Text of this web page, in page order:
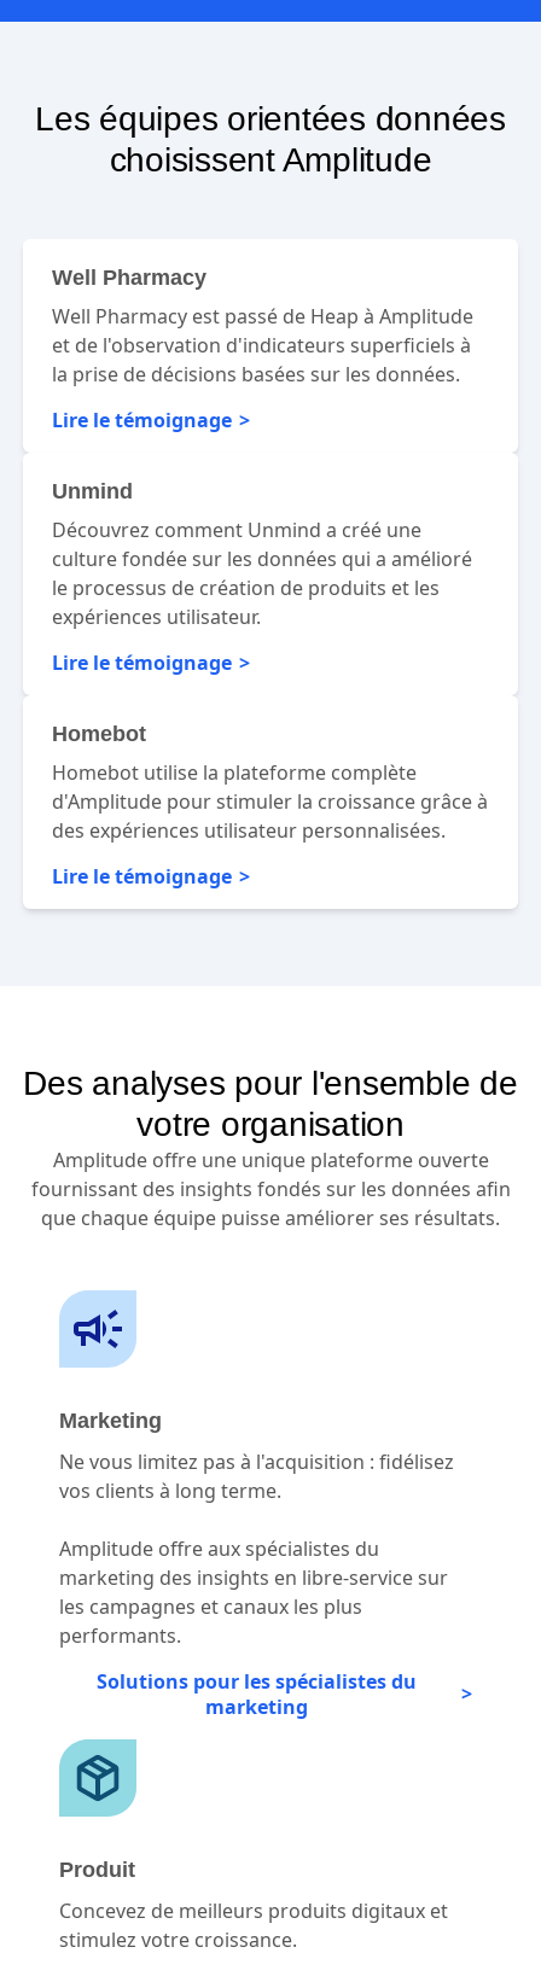
Les équipes orientées données
choisissent Amplitude
Well Pharmacy
Well Pharmacy est passé de Heap à Amplitude
et de l'observation d'indicateurs superficiels à
la prise de décisions basées sur les données.
Lire le témoignage
Unmind
Découvrez comment Unmind a créé une
culture fondée sur les données qui a amélioré
le processus de création de produits et les
expériences utilisateur.
Lire le témoignage
Homebot
Homebot utilise la plateforme complète
d'Amplitude pour stimuler la croissance grâce à
des expériences utilisateur personnalisées.
Lire le témoignage
Des analyses pour l'ensemble de
votre organisation
Amplitude offre une unique plateforme ouverte
fournissant des insights fondés sur les données afin
que chaque équipe puisse améliorer ses résultats.
Marketing
Ne vous limitez pas à l'acquisition : fidélisez
vos clients à long terme.
Amplitude offre aux spécialistes du
marketing des insights en libre-service sur
les campagnes et canaux les plus
performants.
Solutions pour les spécialistes du
marketing
Produit
Concevez de meilleurs produits digitaux et
stimulez votre croissance.